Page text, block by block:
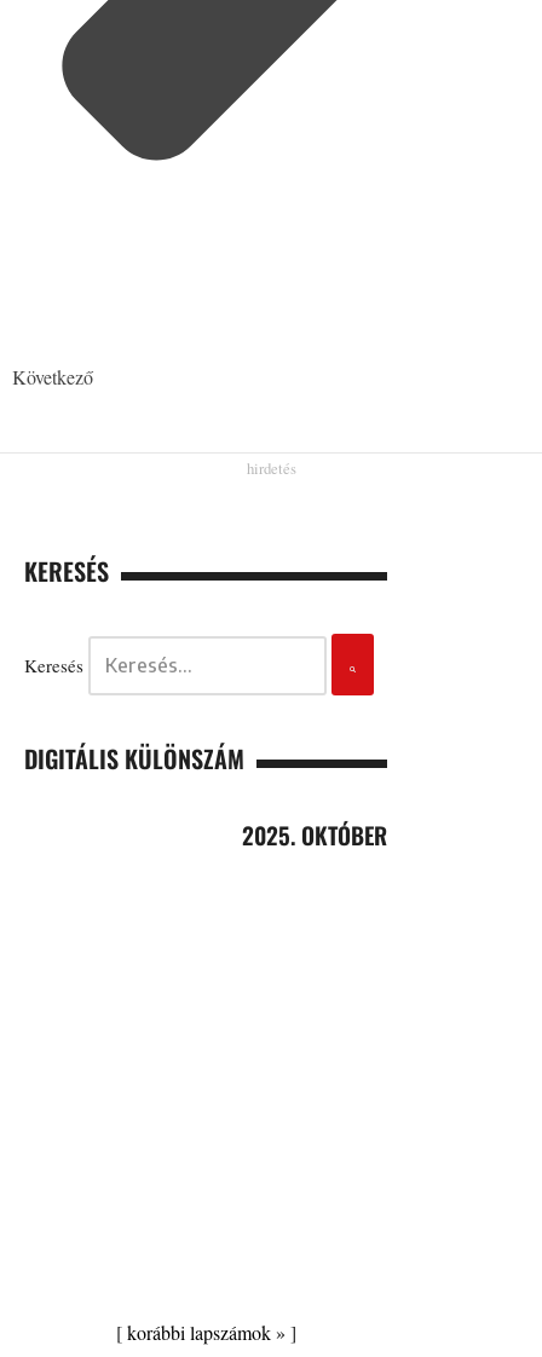
Következő
KERESÉS
Keresés
DIGITÁLIS KÜLÖNSZÁM
2025. OKTÓBER
[korábbi lapszámok » ]